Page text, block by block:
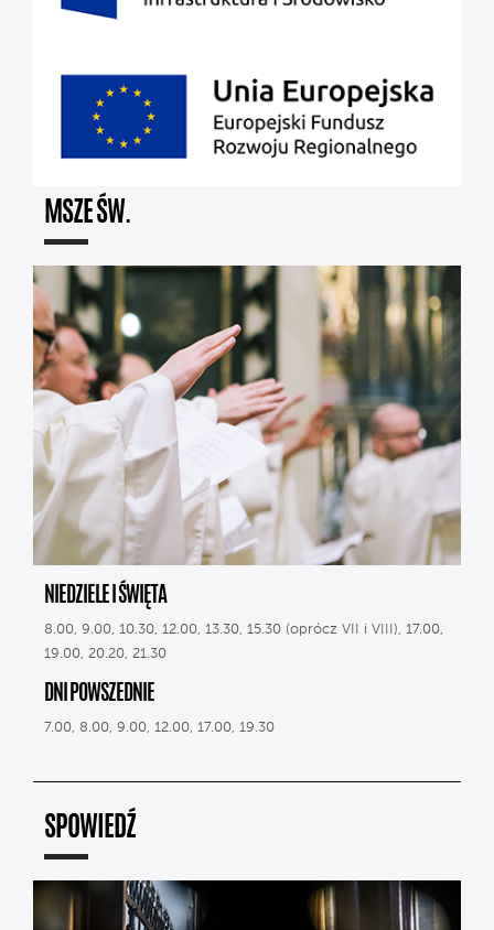
MSZE ŚW.
NIEDZIELE I ŚWIĘTA
8.00, 9.00, 10.30, 12.00, 13.30, 15.30 (oprócz VII i VIII), 17.00,
19.00, 20.20, 21.30
DNI POWSZEDNIE
7.00, 8.00, 9.00, 12.00, 17.00, 19.30
SPOWIEDŹ